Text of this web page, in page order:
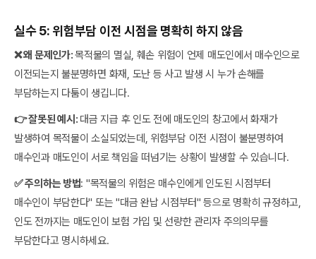
실수 5: 위험부담 이전 시점을 명확히 하지 않음
❌ 왜 문제인가:목적물의 멸실, 훼손 위험이 언제 매도인에서 매수인으로
이전되는지 불분명하면 화재, 도난 등 사고 발생 시 누가 손해를
부담하는지 다툼이 생깁니다.
👉 잘못된 예시: 대금 지급 후 인도 전에 매도인의 창고에서 화재가
발생하여 목적물이 소실되었는데, 위험부담 이전 시점이 불분명하여
매수인과 매도인이 서로 책임을 떠넘기는 상황이 발생할 수 있습니다.
✅ 주의하는 방법: "목적물의 위험은 매수인에게 인도된 시점부터
매수인이 부담한다" 또는 "대금 완납 시점부터" 등으로 명확히 규정하고,
인도 전까지는 매도인이 보험 가입 및 선량한 관리자 주의의무를
부담한다고 명시하세요.‍